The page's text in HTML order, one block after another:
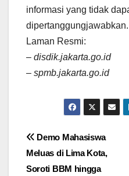
informasi yang tidak
dipertanggungjawabkan.
Laman Resmi:
– disdik.jakarta.go.id
– spmb.jakarta.go.id
Navigasi
pos
Demo Mahasiswa
Meluas di Lima Kota,
Soroti BBM hingga